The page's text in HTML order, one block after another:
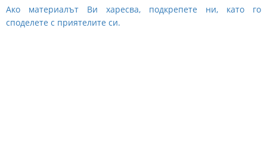
Ако материалът Ви харесва, подкрепете ни, като го
споделете с приятелите си.